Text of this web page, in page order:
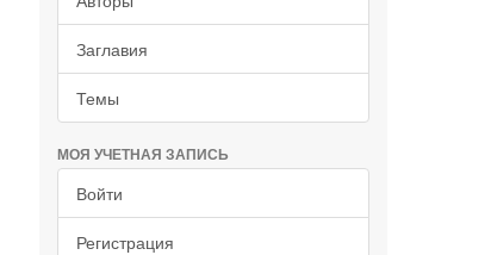
Заглавия
Темы
МОЯ УЧЕТНАЯ ЗАПИСЬ
Войти
Регистрация